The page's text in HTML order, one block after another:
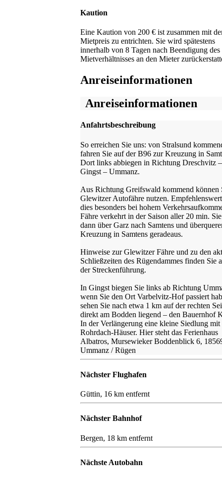
Kaution
Eine Kaution von 200 € ist zusammen mit
Mietpreis zu entrichten. Sie wird spätestens
innerhalb von 8 Tagen nach Beendigung des
Mietverhältnisses an den Mieter
Anreiseinformationen
Anreiseinformationen
Anfahrtsbeschreibung
So erreichen Sie uns: von Stralsund
fahren Sie auf der B96 zur Kreuzung in
Dort links abbiegen in Richtung Dreschvitz –
Gingst – Ummanz.
Aus Richtung Greifswald kommend können
Glewitzer Autofähre nutzen.
dies besonders bei hohem
Fähre verkehrt in der Saison aller 20 min.
dann über Garz nach Samtens und
Kreuzung in Samtens geradeaus.
Hinweise zur Glewitzer Fähre und zu den
Schließzeiten des Rügendammes finden Sie
der Streckenführung.
In Gingst biegen Sie links ab Richtung
wenn Sie den Ort Varbelvitz-Hof passiert
sehen Sie nach etwa 1 km auf der rechten
direkt am Bodden liegend – den Bauernhof
In der Verlängerung eine kleine Siedlung mit
Rohrdach-Häuser. Hier steht das Ferienhaus
Albatros, Mursewieker Boddenblick 6,
Ummanz / Rügen
Nächster Flughafen
Güttin, 16 km entfernt
Nächster Bahnhof
Bergen, 18 km entfernt
Nächste Autobahn